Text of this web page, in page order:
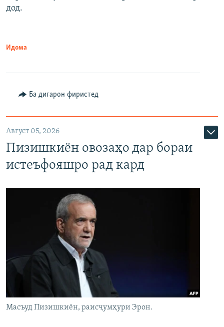
дод.
Идома
Ба дигарон фиристед
Август 05, 2026
Пизишкиён овозаҳо дар бораи
истеъфояшро рад кард
Масъуд Пизишкиён, раисҷумҳури Эрон.